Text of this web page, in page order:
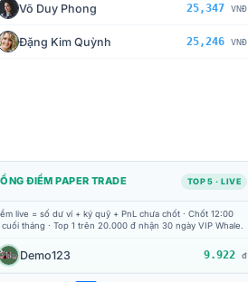
Võ Duy Phong 25,347 VNĐ
Đặng Kim Quỳnh 25,246 VNĐ
ĐIỂM PAPER TRADE TOP 5 · LIVE
live = số dư ví + ký quỹ + PnL chưa chốt · Chốt 12:00
tháng · Top 1 trên 20.000 đ nhận 30 ngày VIP Whale.
Demo123 9.922 đ